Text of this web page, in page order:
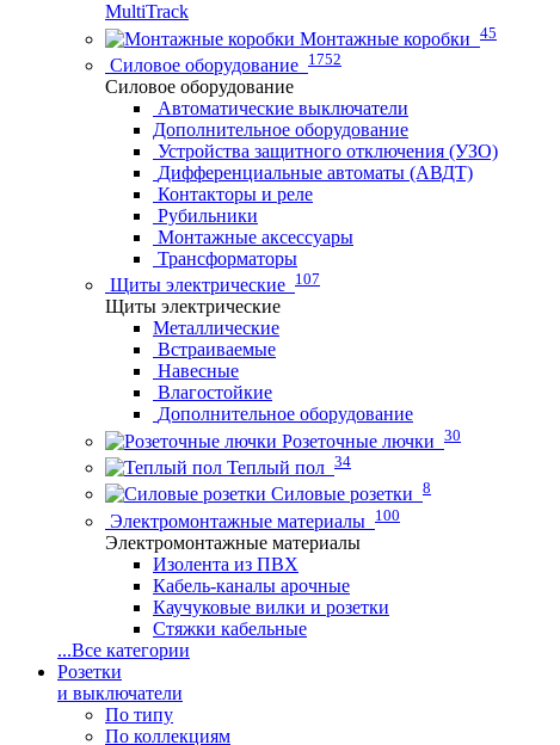
MultiTrack
Монтажные коробки 45
Силовое оборудование 1752
Силовое оборудование
Автоматические выключатели
Дополнительное оборудование
Устройства защитного отключения (УЗО)
Дифференциальные автоматы (АВДТ)
Контакторы и реле
Рубильники
Монтажные аксессуары
Трансформаторы
Щиты электрические 107
Щиты электрические
Металлические
Встраиваемые
Навесные
Влагостойкие
Дополнительное оборудование
Розеточные лючки 30
Теплый пол 34
Силовые розетки 8
Электромонтажные материалы 100
Электромонтажные материалы
Изолента из ПВХ
Кабель-каналы арочные
Каучуковые вилки и розетки
Стяжки кабельные
...Все категории
Розетки
и выключатели
По типу
По коллекциям